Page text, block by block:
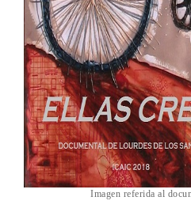
Imagen referida al